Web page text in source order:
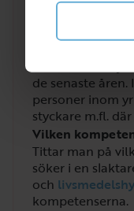
de senaste
personer inom
styckare m.fl.
Vilken
Tittar man på
söker i en
och
kompetenserna.